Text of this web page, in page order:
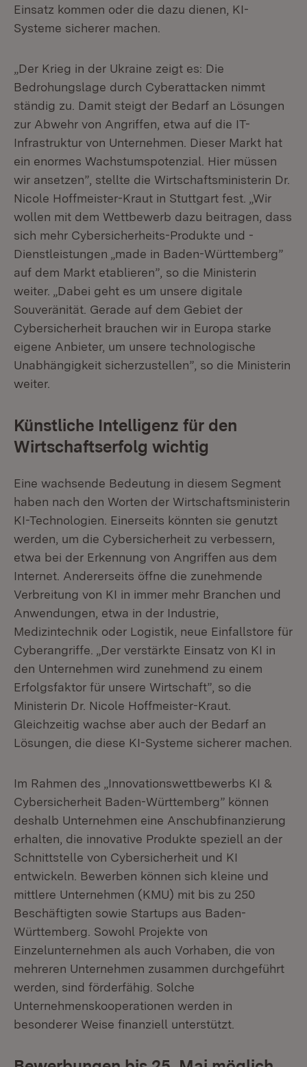
Einsatz kommen oder die dazu dienen, KI-
Systeme sicherer machen.
„Der Krieg in der Ukraine zeigt es: Die
Bedrohungslage durch Cyberattacken nimmt
ständig zu. Damit steigt der Bedarf an Lösungen
zur Abwehr von Angriffen, etwa auf die IT-
Infrastruktur von Unternehmen. Dieser Markt hat
ein enormes Wachstumspotenzial. Hier müssen
wir ansetzen”, stellte die Wirtschaftsministerin Dr.
Nicole Hoffmeister-Kraut in Stuttgart fest. „Wir
wollen mit dem Wettbewerb dazu beitragen, dass
sich mehr Cybersicherheits-Produkte und -
Dienstleistungen „made in Baden-Württemberg”
auf dem Markt etablieren”, so die Ministerin
weiter. „Dabei geht es um unsere digitale
Souveränität. Gerade auf dem Gebiet der
Cybersicherheit brauchen wir in Europa starke
eigene Anbieter, um unsere technologische
Unabhängigkeit sicherzustellen”, so die Ministerin
weiter.
Künstliche Intelligenz für den
Wirtschaftserfolg wichtig
Eine wachsende Bedeutung in diesem Segment
haben nach den Worten der Wirtschaftsministerin
KI-Technologien. Einerseits könnten sie genutzt
werden, um die Cybersicherheit zu verbessern,
etwa bei der Erkennung von Angriffen aus dem
Internet. Andererseits öffne die zunehmende
Verbreitung von KI in immer mehr Branchen und
Anwendungen, etwa in der Industrie,
Medizintechnik oder Logistik, neue Einfallstore für
Cyberangriffe. „Der verstärkte Einsatz von KI in
den Unternehmen wird zunehmend zu einem
Erfolgsfaktor für unsere Wirtschaft”, so die
Ministerin Dr. Nicole Hoffmeister-Kraut.
Gleichzeitig wachse aber auch der Bedarf an
Lösungen, die diese KI-Systeme sicherer machen.
Im Rahmen des „Innovationswettbewerbs KI &
Cybersicherheit Baden-Württemberg” können
deshalb Unternehmen eine Anschubfinanzierung
erhalten, die innovative Produkte speziell an der
Schnittstelle von Cybersicherheit und KI
entwickeln. Bewerben können sich kleine und
mittlere Unternehmen (KMU) mit bis zu 250
Beschäftigten sowie Startups aus Baden-
Württemberg. Sowohl Projekte von
Einzelunternehmen als auch Vorhaben, die von
mehreren Unternehmen zusammen durchgeführt
werden, sind förderfähig. Solche
Unternehmenskooperationen werden in
besonderer Weise finanziell unterstützt.